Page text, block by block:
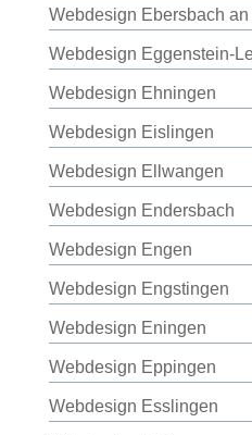
Webdesign Ebersbach
Webdesign Eggenstein-
Webdesign Ehningen
Webdesign Eislingen
Webdesign Ellwangen
Webdesign Endersbach
Webdesign Engen
Webdesign Engstingen
Webdesign Eningen
Webdesign Eppingen
Webdesign Esslingen